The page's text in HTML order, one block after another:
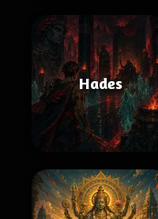
Hades